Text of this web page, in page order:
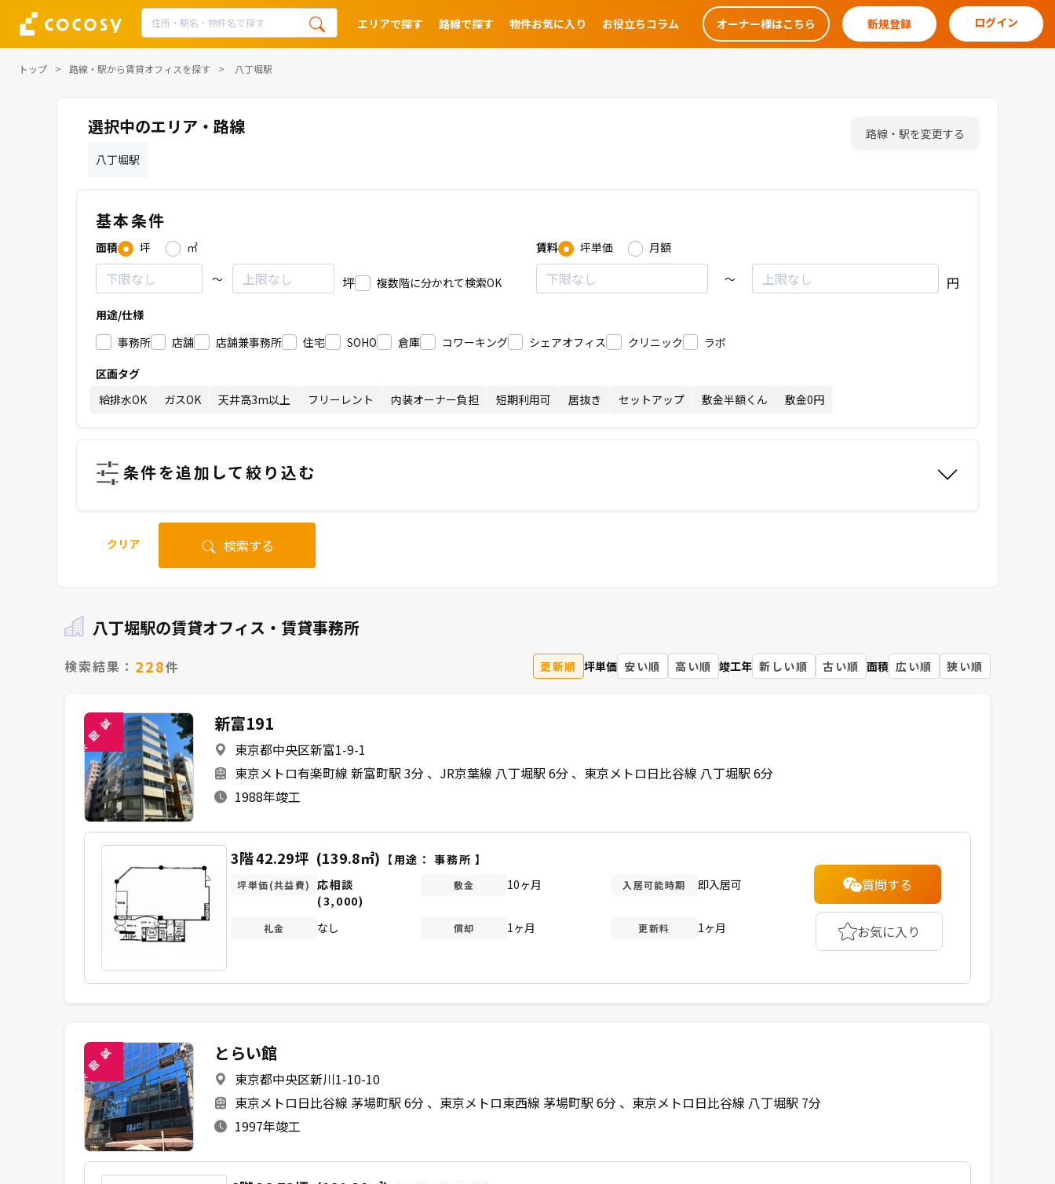
エリアで探す 路線で探す 物件お気に入り お役立ちコラム オーナー様はこちら 新規登録 ログイン
トップ 路線・駅から賃貸オフィスを探す 八丁堀駅
選択中のエリア・路線
八丁堀駅
路線・駅を変更する
基本条件
面積 坪
㎡
～
坪 複数階に分かれて検索OK
賃料 坪単価
月額
～
円
用途/仕様
事務所
店舗 店舗兼事務所 住宅 SOHO 倉庫 コワーキング シェアオフィス クリニック
ラボ
区画タグ
給排水OK
ガスOK 天井高3m以上 フリーレント 内装オーナー負担 短期利用可 居抜き セットアップ 敷金半額くん 敷金0円
条件を追加して絞り込む
クリア 検索する
八丁堀駅の賃貸オフィス・賃貸事務所
検索結果： 228件 更新順 坪単価 安い順 高い順 竣工年 新しい順 古い順 面積 広い順 狭い順
未
閲
覧 新富191
東京都中央区新富1-9-1
東京メトロ有楽町線 新富町駅 3分
JR京葉線 八丁堀駅 6分
東京メトロ日比谷線 八丁堀駅 6分
1988年竣工
3階42.29坪 (139.8㎡) 【用途：事務所 】
坪単価(共益費)
応相談
(3,000)
敷金 10ヶ月 入居可能時期 即入居可
礼金 なし 償却 1ヶ月 更新料 1ヶ月
質問する
お気に入り
未
閲
覧 とらい館
東京都中央区新川1-10-10
東京メトロ日比谷線 茅場町駅 6分
東京メトロ東西線 茅場町駅 6分
東京メトロ日比谷線 八丁堀駅 7分
1997年竣工